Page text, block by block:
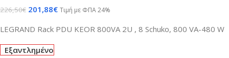
226,50€ 201,88€ Τιμή με ΦΠΑ 24%
LEGRAND Rack PDU KEOR 800VA 2U , 8 Schuko, 800 VA-480 W
Εξαντλημένο